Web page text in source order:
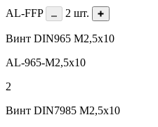
AL-FFP 2 шт.
Винт DIN965 М2,5х10
AL-965-M2,5х10
2
Винт DIN7985 M2,5х10